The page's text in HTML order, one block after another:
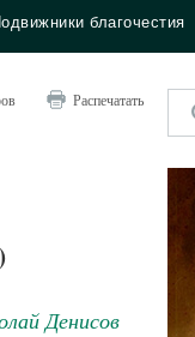
благочестия
Распечатать
Денисов